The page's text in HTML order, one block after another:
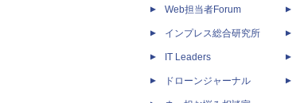
Web担当者Forum
インプレス総合研究所
IT Leaders
ドローンジャーナル